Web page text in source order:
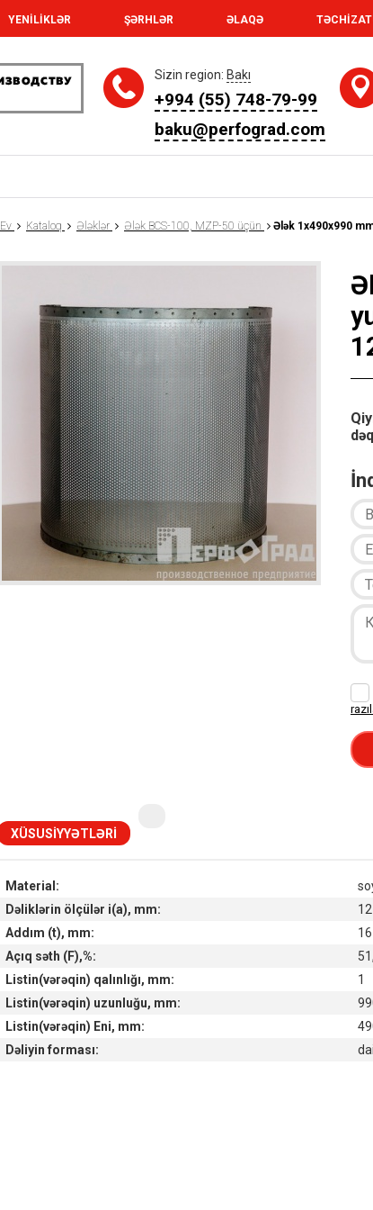
YENİLİKLƏR ŞƏRHLƏR ƏLAQƏ
Sizin region: Bakı
+994 (55) 748-79-99
baku@perfograd.com
Ev Kataloq Ələklər Ələk BCS-100, MZP-50 üçün Ələk 1x490x990
XÜSUSIYYƏTLƏRI
Material:
Dəliklərin ölçülər i(a), mm:
12
Addım (t), mm:
16
Açıq səth (F),%:
Listin(vərəqin) qalınlığı, mm:
1
Listin(vərəqin) uzunluğu, mm:
Listin(vərəqin) Eni, mm:
Dəliyin forması: